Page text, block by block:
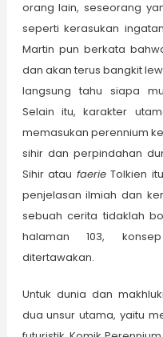
orang lain, seseorang
seperti kerasukan
Martin pun berkata
dan akan terus bangkit
langsung tahu siapa
Selain itu, karakter
memasukan perennium
sihir dan perpindahan
Sihir atau faerieTolkien
penjelasan ilmiah dan
sebuah cerita tidaklah
halaman 103,
ditertawakan.
Untuk dunia dan
dua unsur utama, yaitu